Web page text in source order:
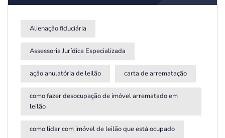
Alienação fiduciária
Assessoria Jurídica Especializada
ação anulatória de leilão carta de arrematação
como fazer desocupação de imóvel arrematado em
leilão
como lidar com imóvel de leilão que está ocupado